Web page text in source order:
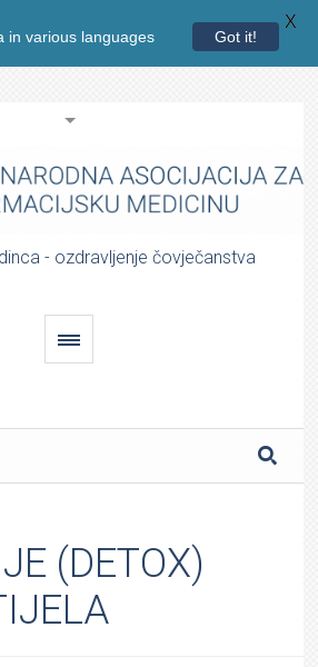
- ozdravljenje čovječanstva
(DETOX)
in various languages Got it!
X